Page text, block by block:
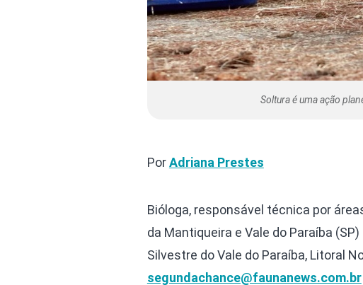
Soltura é uma ação
PorAdriana Prestes
Bióloga, responsável técnica por
da Mantiqueira e Vale do Paraíba
Silvestre do Vale do Paraíba, Litoral
segundachance@faunanews.com.br